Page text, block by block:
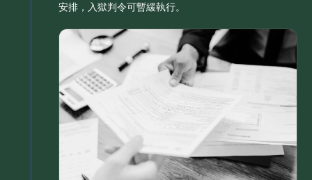
安排，入獄判令可暫緩執行。